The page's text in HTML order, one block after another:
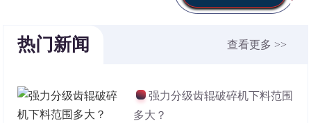
热门新闻 查看更多 >>
强力分级齿辊破碎机下料范围
多大？